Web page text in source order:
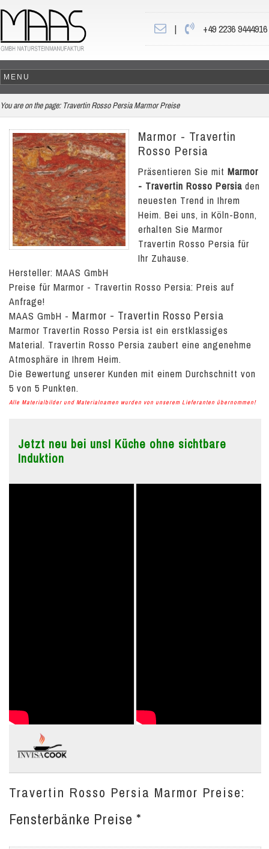
| +49 2236 9444916
You are on the page: Travertin Rosso Persia Marmor Preise
Marmor - Travertin
Rosso Persia
Präsentieren Sie mit Marmor
- Travertin Rosso Persia den
neuesten Trend in Ihrem
Heim. Bei uns, in Köln-Bonn,
erhalten Sie Marmor
Travertin Rosso Persia für
Ihr Zuhause.
Hersteller: MAAS GmbH
Preise für Marmor - Travertin Rosso Persia: Preis auf
Anfrage!
MAAS GmbH - Marmor - Travertin Rosso Persia
Marmor Travertin Rosso Persia ist ein erstklassiges
Material. Travertin Rosso Persia zaubert eine angenehme
Atmosphäre in Ihrem Heim.
Die Bewertung unserer Kunden mit einem Durchschnitt von
5 von 5 Punkten.
Alle Materialbilder und Materialnamen wurden von unserem Lieferanten übernommen!
Jetzt neu bei uns! Küche ohne sichtbare
Induktion
Travertin Rosso Persia Marmor Preise:
Fensterbänke Preise *